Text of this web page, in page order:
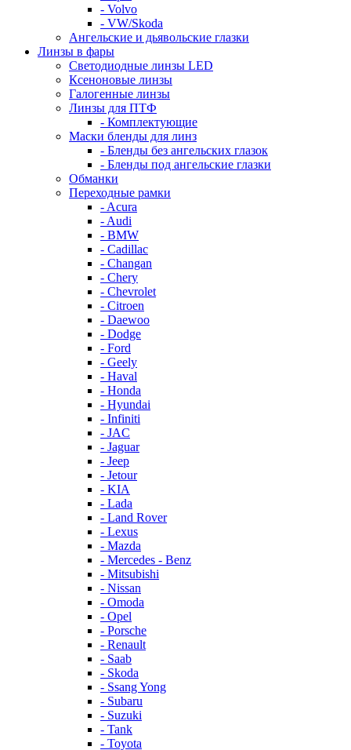
- Volvo
- VW/Skoda
Ангельские и дьявольские глазки
Линзы в фары
Светодиодные линзы LED
Ксеноновые линзы
Галогенные линзы
Линзы для ПТФ
- Комплектующие
Маски бленды для линз
- Бленды без ангельских глазок
- Бленды под ангельские глазки
Обманки
Переходные рамки
- Acura
- Audi
- BMW
- Cadillac
- Changan
- Chery
- Chevrolet
- Citroen
- Daewoo
- Dodge
- Ford
- Geely
- Haval
- Honda
- Hyundai
- Infiniti
- JAC
- Jaguar
- Jeep
- Jetour
- KIA
- Lada
- Land Rover
- Lexus
- Mazda
- Mercedes - Benz
- Mitsubishi
- Nissan
- Omoda
- Opel
- Porsche
- Renault
- Saab
- Skoda
- Ssang Yong
- Subaru
- Suzuki
- Tank
- Toyota